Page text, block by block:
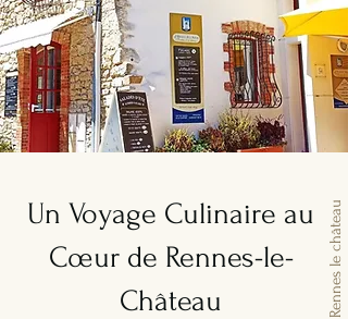
Rennes le château
Un Voyage Culinaire au
Cœur de Rennes-le-
Château